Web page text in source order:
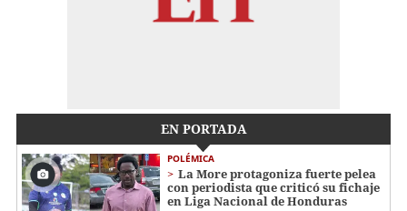
EN PORTADA
POLÉMICA
La More protagoniza fuerte pelea
con periodista que criticó su fichaje
en Liga Nacional de Honduras